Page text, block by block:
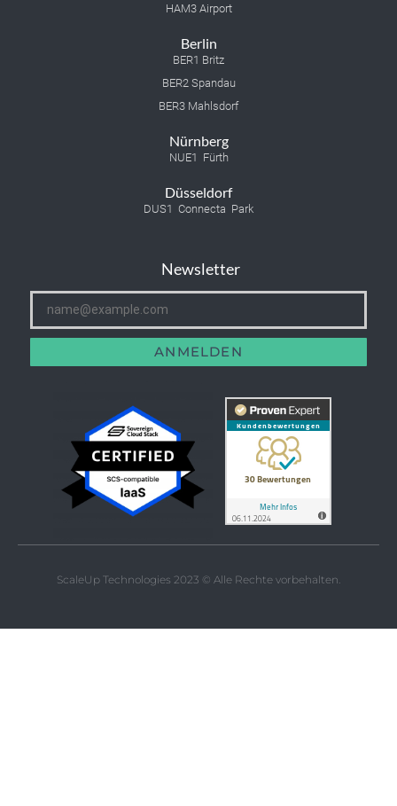
HAM3 Airport
Berlin
BER1 Britz
BER2 Spandau
BER3 Mahlsdorf
Nürnberg
NUE1 Fürth
Düsseldorf
DUS1 Connecta Park
Newsletter
ANMELDEN
ScaleUp Technologies 2023 © Alle Rechte vorbehalten.